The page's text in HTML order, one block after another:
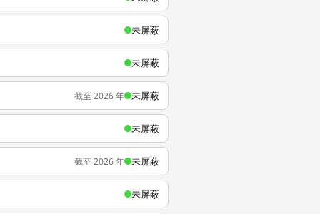
未屏蔽
未屏蔽
截至 2026 年 未屏蔽
未屏蔽
截至 2026 年 未屏蔽
未屏蔽